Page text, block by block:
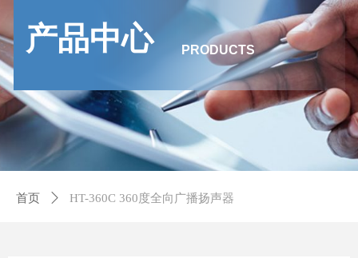
产品中心 PRODUCTS
首页 ꄲ HT-360C 360度全向广播扬声器